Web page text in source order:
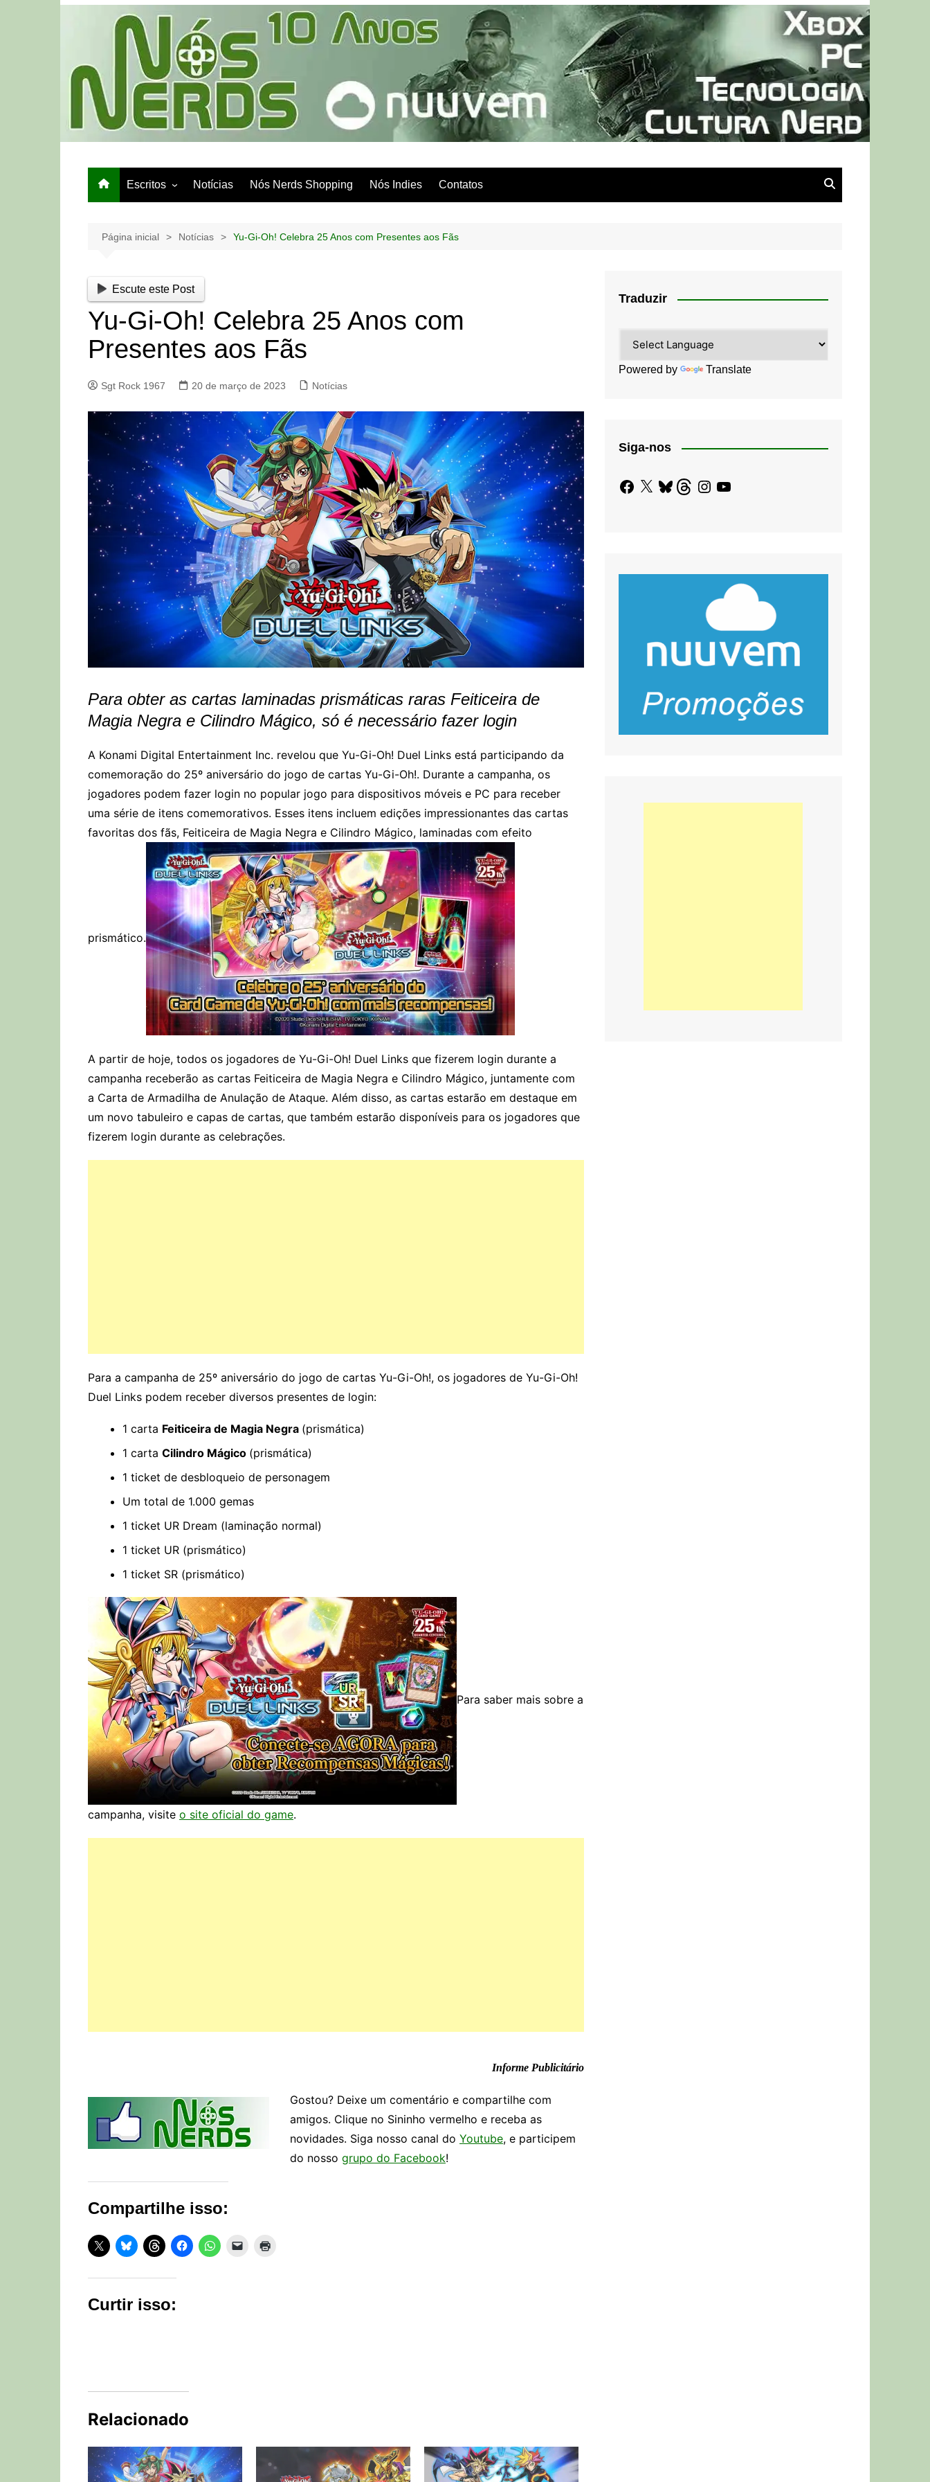
Escritos
Papo de Bar
Notícias Nós Nerds Shopping Nós Indies Contatos
Página inicial Notícias Yu-Gi-Oh! Celebra 25 Anos com Presentes aos Fãs
Escute este Post
Yu-Gi-Oh! Celebra 25 Anos com
Presentes aos Fãs
Sgt Rock 1967 20 de março de 2023 Notícias
Para obter as cartas laminadas prismáticas raras Feiticeira de
Magia Negra e Cilindro Mágico, só é necessário fazer login
A Konami Digital Entertainment Inc. revelou que Yu-Gi-Oh! Duel Links está participando da
comemoração do 25º aniversário do jogo de cartas Yu-Gi-Oh!. Durante a campanha, os
jogadores podem fazer login no popular jogo para dispositivos móveis e PC para receber
uma série de itens comemorativos. Esses itens incluem edições impressionantes das cartas
favoritas dos fãs, Feiticeira de Magia Negra e Cilindro Mágico, laminadas com efeito
prismático.
A partir de hoje, todos os jogadores de Yu-Gi-Oh! Duel Links que fizerem login durante a
campanha receberão as cartas Feiticeira de Magia Negra e Cilindro Mágico, juntamente com
a Carta de Armadilha de Anulação de Ataque. Além disso, as cartas estarão em destaque em
um novo tabuleiro e capas de cartas, que também estarão disponíveis para os jogadores que
fizerem login durante as celebrações.
Para a campanha de 25º aniversário do jogo de cartas Yu-Gi-Oh!, os jogadores de Yu-Gi-Oh!
Duel Links podem receber diversos presentes de login:
1 carta Feiticeira de Magia Negra (prismática)
1 carta Cilindro Mágico (prismática)
1 ticket de desbloqueio de personagem
Um total de 1.000 gemas
1 ticket UR Dream (laminação normal)
1 ticket UR (prismático)
1 ticket SR (prismático)
Para saber mais sobre a
campanha, visite o site oficial do game.
Informe Publicitário
Gostou? Deixe um comentário e compartilhe com
amigos. Clique no Sininho vermelho e receba as
novidades. Siga nosso canal do Youtube, e participem
do nosso grupo do Facebook!
Compartilhe isso:
Curtir isso:
Relacionado
Traduzir
Powered by Translate
Siga-nos
Facebook
X BlueskyThreadsInstagram
YouTube